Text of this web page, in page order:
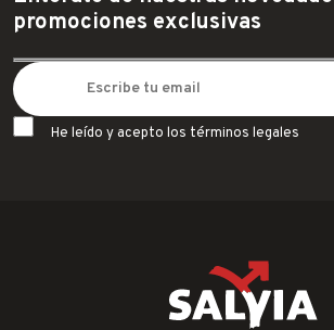
promociones exclusivas
He leído y acepto los términos legales